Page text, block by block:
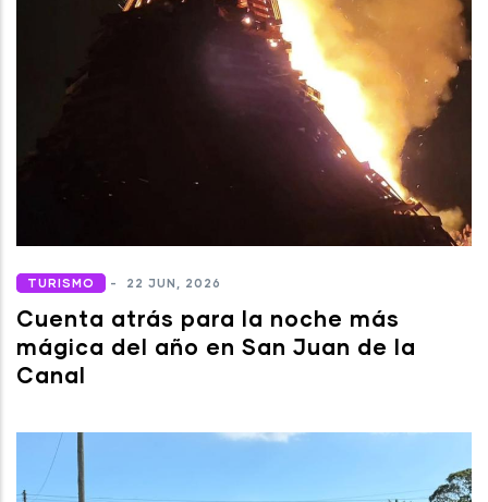
TURISMO - 22 JUN, 2026
Cuenta atrás para la noche más
mágica del año en San Juan de la
Canal